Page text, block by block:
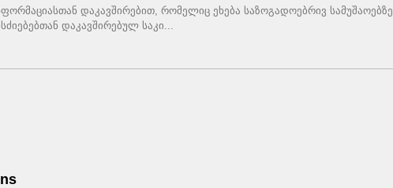
დაკავშირებით, რომელიც ეხება საზოგადოებრივ სამუშაოებზე
დაკავშირებულ საკი...